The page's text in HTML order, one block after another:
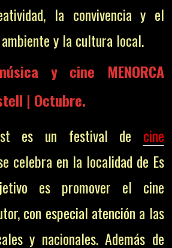
la convivencia y el
y la cultura local.
y cine MENORCA
| Octubre.
es un festival de cine
celebra en la localidad de Es
es promover el cine
con especial atención a las
y nacionales. Además de